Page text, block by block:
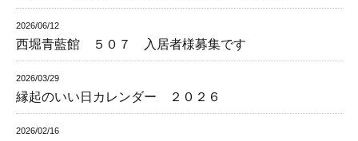
2026/06/12
西堀青藍館 ５０７ 入居者様募集です
2026/03/29
縁起のいい日カレンダー ２０２６
2026/02/16